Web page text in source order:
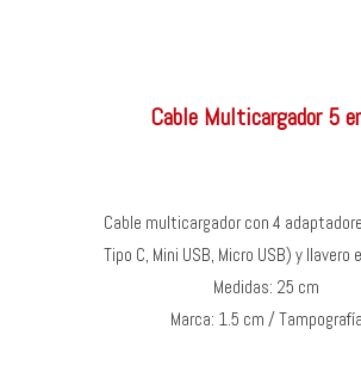
Cable Multicargador 5
Cable multicargador con 4
Tipo C, Mini USB, Micro USB) y llavero
Medidas: 25 cm
Marca: 1.5 cm / Tampografía